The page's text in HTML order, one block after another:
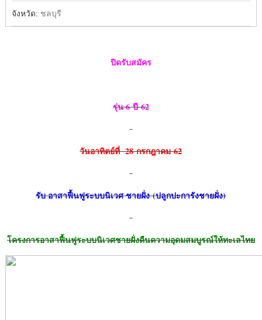
จังหวัด: ชลบุรี
ปิดรับสมัคร
รุ่น 6 ปี 62
วันอาทิตย์ที่ 28 กรกฎาคม 62
รับ อาสาฟื้นฟูระบบนิเวศ ชายฝั่ง (ปลูกปะการังชายฝั่ง)
โครงการอาสาฟื้นฟูระบบนิเวศชายฝั่งคืนความอุดมสมบูรณ์ให้ทะเลไทย